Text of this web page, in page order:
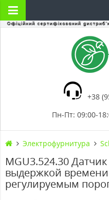
+38
Пн-Пт: 09:00-
Электрофурнитура
MGU3.524.30
выдержкой
регулируемым